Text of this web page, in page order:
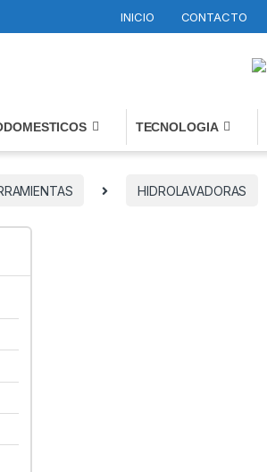
INICIO CONTACTO
TECNOLOGIA
HIDROLAVADORAS